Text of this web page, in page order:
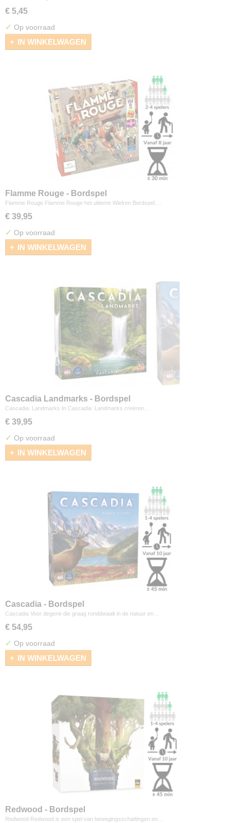
€ 5,45
✓ Op voorraad
IN WINKELWAGEN
Flamme Rouge - Bordspel
Flamme Rouge Flamme Rouge het ultieme Wielren Bordspel.…
€ 39,95
✓ Op voorraad
IN WINKELWAGEN
Cascadia Landmarks - Bordspel
Cascadia: Landmarks In Cascadia: Landmarks creëren…
€ 39,95
✓ Op voorraad
IN WINKELWAGEN
Cascadia - Bordspel
Cascadia Voor degene die graag ronddwaalt in de natuur en…
€ 54,95
✓ Op voorraad
IN WINKELWAGEN
Redwood - Bordspel
Redwood Redwood is een spel van bewegingsschattingen en…